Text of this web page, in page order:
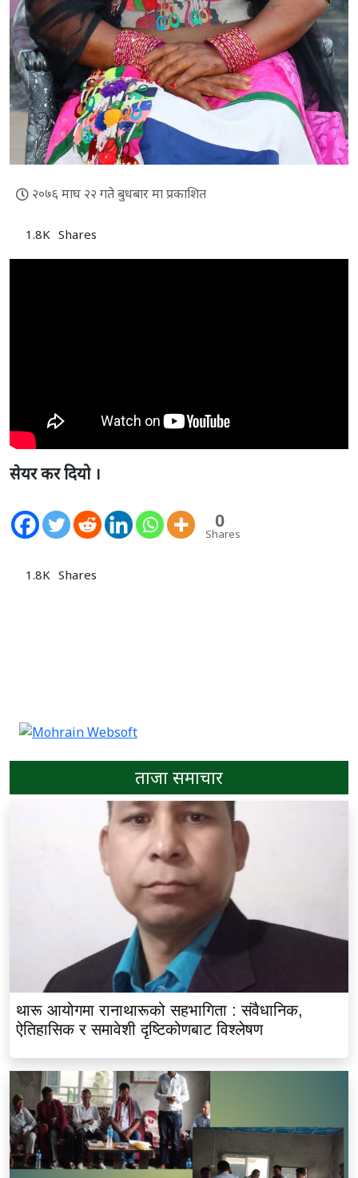
२०७६ माघ २२ गते बुधबार मा प्रकाशित
1.8K Shares
सेयर कर दियो ।
0
Shares
1.8K Shares
ताजा समाचार
थारू आयोगमा रानाथारूको सहभागिता : संवैधानिक,
ऐतिहासिक र समावेशी दृष्टिकोणबाट विश्लेषण